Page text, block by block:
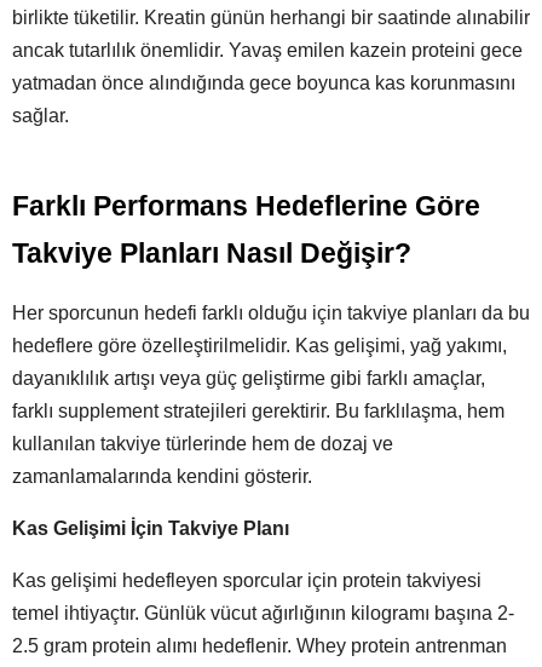
birlikte tüketilir. Kreatin günün herhangi bir saatinde alınabilir
ancak tutarlılık önemlidir. Yavaş emilen kazein proteini gece
yatmadan önce alındığında gece boyunca kas korunmasını
sağlar.
Farklı Performans Hedeflerine Göre
Takviye Planları Nasıl Değişir?
Her sporcunun hedefi farklı olduğu için takviye planları da bu
hedeflere göre özelleştirilmelidir. Kas gelişimi, yağ yakımı,
dayanıklılık artışı veya güç geliştirme gibi farklı amaçlar,
farklı supplement stratejileri gerektirir. Bu farklılaşma, hem
kullanılan takviye türlerinde hem de dozaj ve
zamanlamalarında kendini gösterir.
Kas Gelişimi İçin Takviye Planı
Kas gelişimi hedefleyen sporcular için protein takviyesi
temel ihtiyaçtır. Günlük vücut ağırlığının kilogramı başına 2-
2.5 gram protein alımı hedeflenir. Whey protein antrenman